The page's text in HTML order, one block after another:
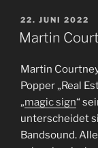
AM
22. JUNI 2022
Martin
Martin
Popper „Real
„magic sign“
unterscheidet
Bandsound.